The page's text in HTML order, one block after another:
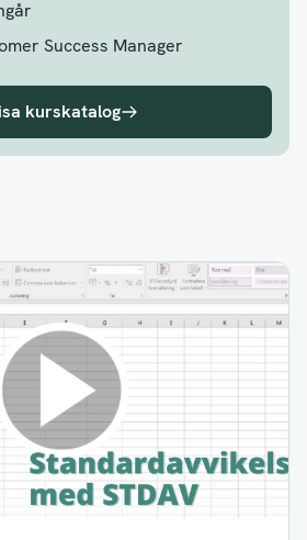
Success Manager
kurskatalog